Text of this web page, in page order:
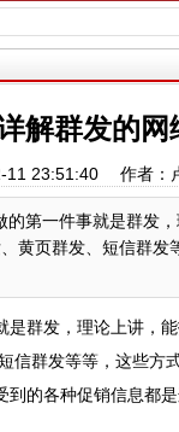
解群发的网
11 23:51:40 作者
第一件事就是群发
黄页群发、短信群
群发，理论上讲，
群发等等，这些方
的各种促销信息都